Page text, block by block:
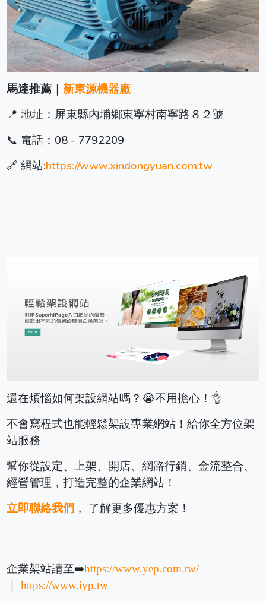
馬達推薦 ｜新東源機器廠
📍 地址：屏東縣內埔鄉東寧村南寧路８２號
📞 電話：08 - 7792209
🔗 網站:https://www.xindongyuan.com.tw
還在煩惱如何架設網站嗎？😭不用擔心！👌
不會寫程式也能輕鬆架設專業網站！給你全方位架
站服務
幫你從設定、上架、開店、網路行銷、金流整合、
經營管理，打造完整的企業網站！
立即聯絡我們 ， 了解更多優惠方案！
企業架站請至➡️https://www.yep.com.tw/
｜https://www.iyp.tw